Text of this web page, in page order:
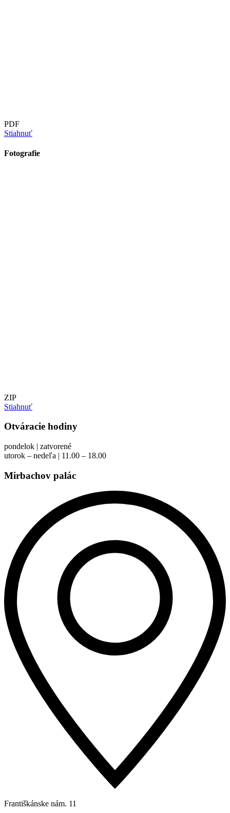
PDF
Stiahnuť
Fotografie
ZIP
Stiahnuť
Otváracie hodiny
pondelok | zatvorené
utorok – nedeľa | 11.00 – 18.00
Mirbachov palác
Františkánske nám. 11